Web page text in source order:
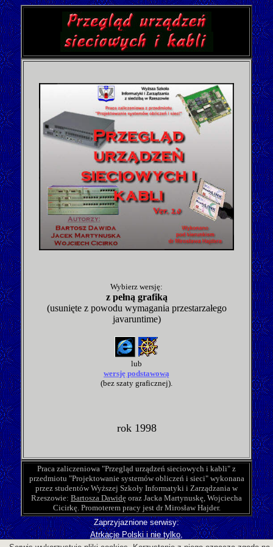
Wybierz wersję:
z pełną grafiką
(usunięte z powodu wymagania przestarzałego
javaruntime)
lub
wersję podstawową
(bez szaty graficznej).
rok 1998
Praca zaliczeniowa "Przegląd urządzeń sieciowych i kabli" z
przedmiotu "Projektowanie systemów obliczeń i sieci" wykonana
przez studentów Wyższej Szkoły Informatyki i Zarządzania w
Rzeszowie: Bartosza Dawidę oraz Jacka Martynuskę, Wojciecha
Cicirkę. Promoterem pracy jest dr Mirosław Hajder.
Zaprzyjaznione serwisy:
Atrkacje Polski i nie tylko,